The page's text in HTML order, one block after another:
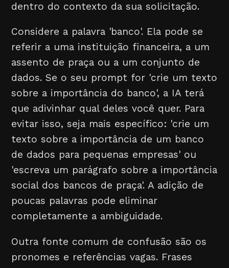
dentro do contexto da sua solicitação.
Considere a palavra 'banco'. Ela pode se
referir a uma instituição financeira, a um
assento de praça ou a um conjunto de
dados. Se o seu prompt for 'crie um texto
sobre a importância do banco', a IA terá
que adivinhar qual deles você quer. Para
evitar isso, seja mais específico: 'crie um
texto sobre a importância de um banco
de dados para pequenas empresas' ou
'escreva um parágrafo sobre a importância
social dos bancos de praça'. A adição de
poucas palavras pode eliminar
completamente a ambiguidade.
Outra fonte comum de confusão são os
pronomes e referências vagas. Frases